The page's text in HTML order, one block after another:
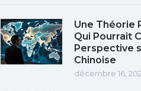
Une Théorie
Qui Pourrait
Perspective
Chinoise
décembre 16,